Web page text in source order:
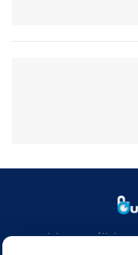
Noticias y análisis